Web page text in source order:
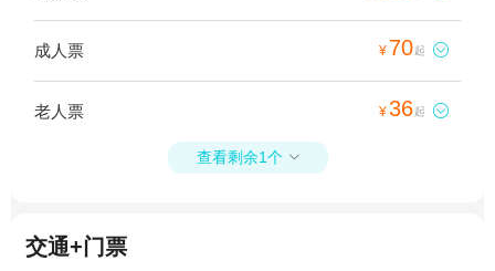
成人票 ¥ 70起 
老人票 ¥36起 
查看剩余1个 
交通+门票